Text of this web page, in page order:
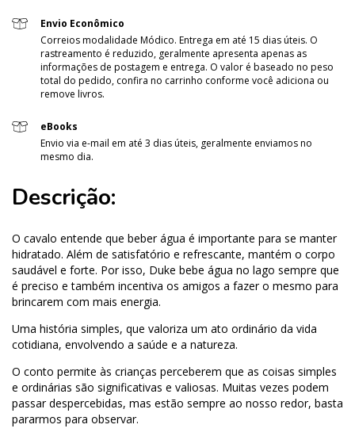
Envio Econômico
Correios modalidade Módico. Entrega em até 15 dias úteis. O
rastreamento é reduzido, geralmente apresenta apenas as
informações de postagem e entrega. O valor é baseado no peso
total do pedido, confira no carrinho conforme você adiciona ou
remove livros.
eBooks
Envio via e-mail em até 3 dias úteis, geralmente enviamos no
mesmo dia.
Descrição:
O cavalo entende que beber água é importante para se manter
hidratado. Além de satisfatório e refrescante, mantém o corpo
saudável e forte. Por isso, Duke bebe água no lago sempre que
é preciso e também incentiva os amigos a fazer o mesmo para
brincarem com mais energia.
Uma história simples, que valoriza um ato ordinário da vida
cotidiana, envolvendo a saúde e a natureza.
O conto permite às crianças perceberem que as coisas simples
e ordinárias são significativas e valiosas. Muitas vezes podem
passar despercebidas, mas estão sempre ao nosso redor, basta
pararmos para observar.